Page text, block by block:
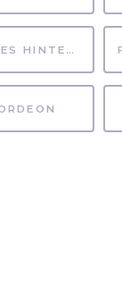
FEATURES HINTERGRUND